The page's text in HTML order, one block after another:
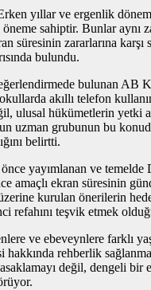
yıllar ve ergenlik
sahiptir. Bunlar aynı
süresinin zararlarına karşı
bulundu.
bulunan AB
akıllı telefon
ulusal hükümetlerin yetki
uzman grubunun bu
belirtti.
yayımlanan ve temelde
amaçlı ekran süresinin
kurulan önerilerin
refahını teşvik etmek
ve ebeveynlere farklı
hakkında rehberlik
değil, dengeli bir